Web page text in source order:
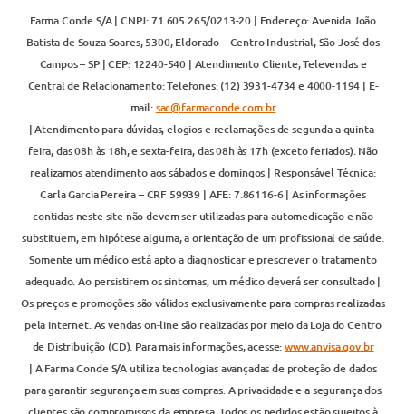
Farma Conde S/A | CNPJ: 71.605.265/0213-20 | Endereço: Avenida João
Batista de Souza Soares, 5300, Eldorado – Centro Industrial, São José dos
Campos – SP | CEP: 12240-540 | Atendimento Cliente, Televendas e
Central de Relacionamento: Telefones: (12) 3931-4734 e 4000-1194 | E-
mail:sac@farmaconde.com.br
| Atendimento para dúvidas, elogios e reclamações de segunda a quinta-
feira, das 08h às 18h, e sexta-feira, das 08h às 17h (exceto feriados). Não
realizamos atendimento aos sábados e domingos | Responsável Técnica:
Carla Garcia Pereira – CRF 59939 | AFE: 7.86116-6 | As informações
contidas neste site não devem ser utilizadas para automedicação e não
substituem, em hipótese alguma, a orientação de um profissional de saúde.
Somente um médico está apto a diagnosticar e prescrever o tratamento
adequado. Ao persistirem os sintomas, um médico deverá ser consultado |
Os preços e promoções são válidos exclusivamente para compras realizadas
pela internet. As vendas on-line são realizadas por meio da Loja do Centro
de Distribuição (CD). Para mais informações, acesse:www.anvisa.gov.br
| A Farma Conde S/A utiliza tecnologias avançadas de proteção de dados
para garantir segurança em suas compras. A privacidade e a segurança dos